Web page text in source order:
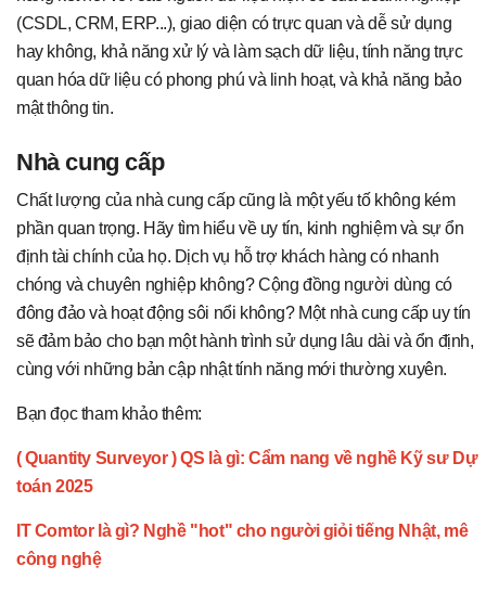
(CSDL, CRM, ERP...), giao diện có trực quan và dễ sử dụng
hay không, khả năng xử lý và làm sạch dữ liệu, tính năng trực
quan hóa dữ liệu có phong phú và linh hoạt, và khả năng bảo
mật thông tin.
Nhà cung cấp
Chất lượng của nhà cung cấp cũng là một yếu tố không kém
phần quan trọng. Hãy tìm hiểu về uy tín, kinh nghiệm và sự ổn
định tài chính của họ. Dịch vụ hỗ trợ khách hàng có nhanh
chóng và chuyên nghiệp không? Cộng đồng người dùng có
đông đảo và hoạt động sôi nổi không? Một nhà cung cấp uy tín
sẽ đảm bảo cho bạn một hành trình sử dụng lâu dài và ổn định,
cùng với những bản cập nhật tính năng mới thường xuyên.
Bạn đọc tham khảo thêm:
( Quantity Surveyor ) QS là gì: Cẩm nang về nghề Kỹ sư Dự
toán 2025
IT Comtor là gì? Nghề "hot" cho người giỏi tiếng Nhật, mê
công nghệ